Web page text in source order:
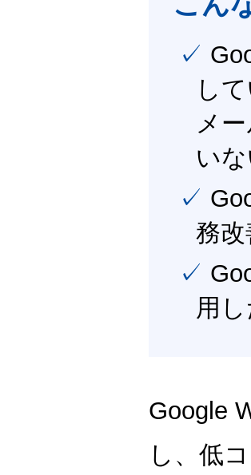
✓ Google Workspace（旧G Suite） を社内で導入
し
メ
い
✓ Google Workspace（旧G Suite） を活用し、業
務
✓ Google Workspace（旧G Suite） を最大限に活
用
Google
し、低